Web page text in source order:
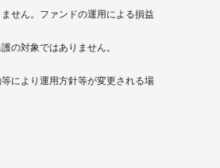
せん。ファンドの運用による損益
の対象ではありません。
により運用方針等が変更される場